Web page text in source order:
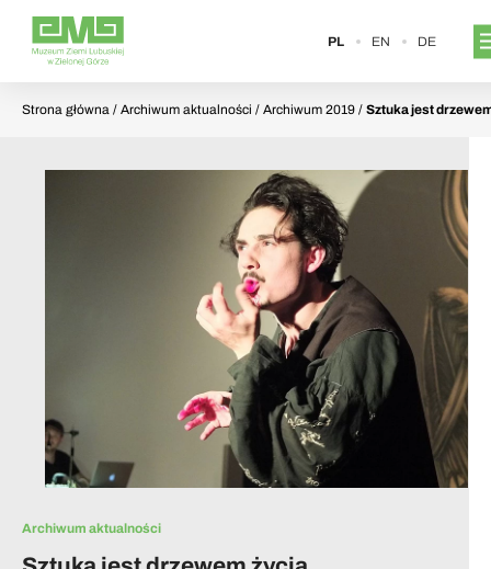
PL EN DE
Strona główna / Archiwum aktualności / Archiwum 2019 / Sztuka jest
Archiwum aktualności